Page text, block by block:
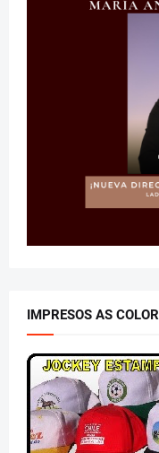
IMPRESOS AS COLOR